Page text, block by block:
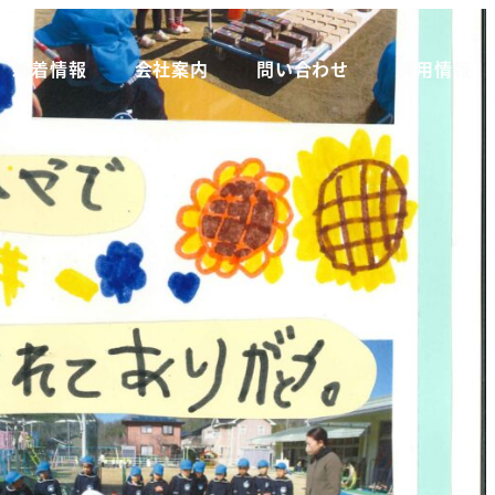
新着情報 会社案内 問い合わせ 採用情報